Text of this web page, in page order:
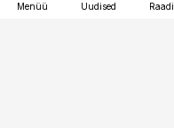
Menüü Uudised